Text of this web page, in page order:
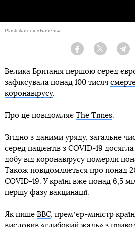
Plastifikator x «Бабель»
Facebook Twitter
Велика Британія першою серед
зафіксувала понад 100 тисяч
коронавірусу.
Про це повідомляє The Times.
Згідно з даними уряду, загальне
серед пацієнтів з COVID-19
добу від коронавірусу померли
Також повідомляється про понад
COVID-19. У країні вже понад 6,5
першу фазу вакцинації.
Як пише BBC, премʼєр-міністр
висловив «глибокий жаль» з